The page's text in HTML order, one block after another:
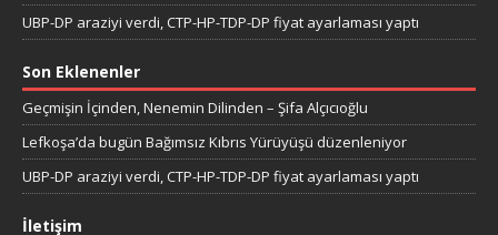
UBP-DP araziyi verdi, CTP-HP-TDP-DP fiyat ayarlaması yaptı
Son Eklenenler
Geçmişin İçinden, Nenemin Dilinden – Şifa Alçıcıoğlu
Lefkoşa’da bugün Bağımsız Kıbrıs Yürüyüşü düzenleniyor
UBP-DP araziyi verdi, CTP-HP-TDP-DP fiyat ayarlaması yaptı
İletişim